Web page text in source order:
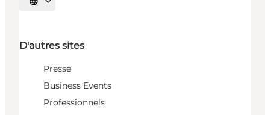
Choisissez la langue
D'autres sites
Presse
Business Events
Professionnels